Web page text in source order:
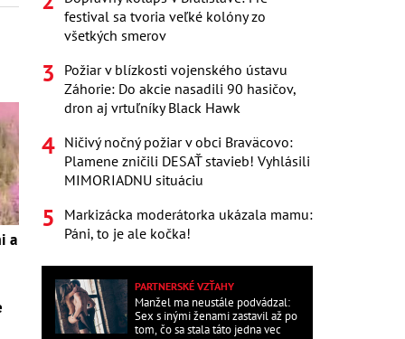
a
festival sa tvoria veľké kolóny zo
všetkých smerov
Požiar v blízkosti vojenského ústavu
Záhorie: Do akcie nasadili 90 hasičov,
dron aj vrtuľníky Black Hawk
Ničivý nočný požiar v obci Braväcovo:
Plamene zničili DESAŤ stavieb! Vyhlásili
MIMORIADNU situáciu
Markizácka moderátorka ukázala mamu:
Páni, to je ale kočka!
PARTNERSKÉ VZŤAHY
Manžel ma neustále podvádzal:
Sex s inými ženami zastavil až po
tom, čo sa stala táto jedna vec